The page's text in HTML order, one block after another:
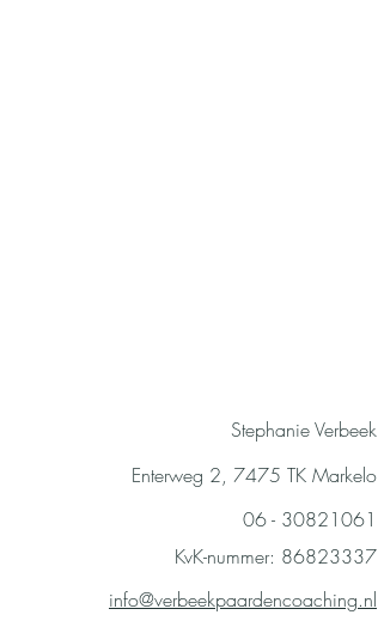
Stephanie Verbeek
Enterweg 2, 7475 TK Markelo
06 - 30821061
KvK-nummer: 86823337
info@verbeekpaardencoaching.nl